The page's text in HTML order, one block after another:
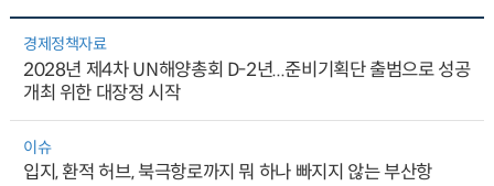
경제정책자료
2028년 제4차 UN해양총회 D-2년...준비기획단 출범으로 성공
개최 위한 대장정 시작
이슈
입지, 환적 허브, 북극항로까지 뭐 하나 빠지지 않는 부산항